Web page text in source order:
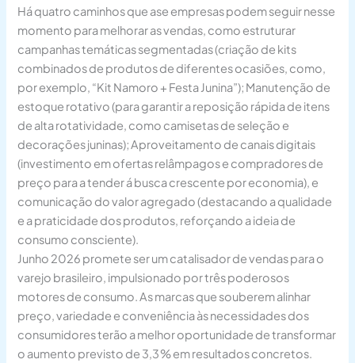
Há quatro caminhos que ase empresas podem seguir nesse
momento para melhorar as vendas, como estruturar
campanhas temáticas segmentadas (criação de kits
combinados de produtos de diferentes ocasiões, como,
por exemplo, “Kit Namoro + Festa Junina”); Manutenção de
estoque rotativo (para garantir a reposição rápida de itens
de alta rotatividade, como camisetas de seleção e
decorações juninas); Aproveitamento de canais digitais
(investimento em ofertas relâmpagos e compradores de
preço para a tender á busca crescente por economia), e
comunicação do valor agregado (destacando a qualidade
e a praticidade dos produtos, reforçando a ideia de
consumo consciente).
Junho 2026 promete ser um catalisador de vendas para o
varejo brasileiro, impulsionado por três poderosos
motores de consumo. As marcas que souberem alinhar
preço, variedade e conveniência às necessidades dos
consumidores terão a melhor oportunidade de transformar
o aumento previsto de 3,3 % em resultados concretos.